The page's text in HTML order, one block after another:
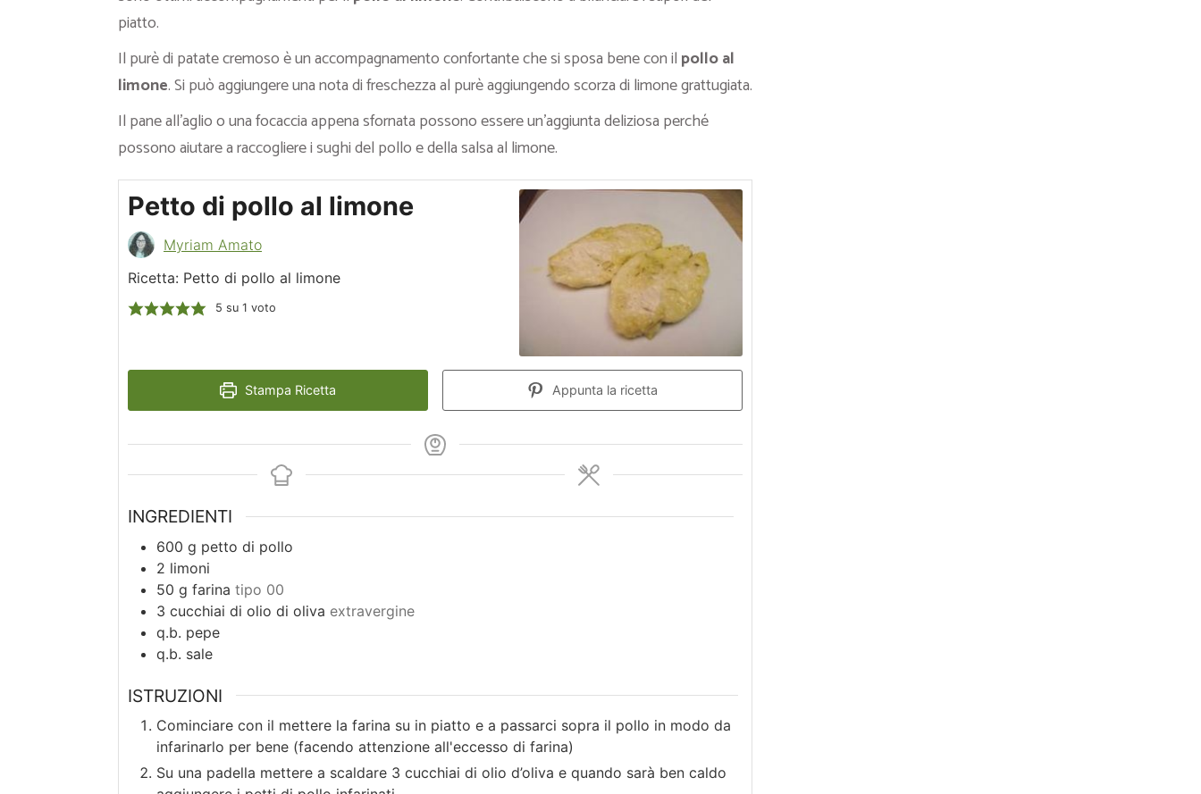
piatto.
Il purè di patate cremoso è un accompagnamento confortante che si sposa bene con il pollo al
limone. Si può aggiungere una nota di freschezza al purè aggiungendo scorza di limone grattugiata.
Il pane all’aglio o una focaccia appena sfornata possono essere un’aggiunta deliziosa perché
possono aiutare a raccogliere i sughi del pollo e della salsa al limone.
Petto di pollo al limone
Myriam Amato
Ricetta: Petto di pollo al limone
5 su 1 voto
Stampa Ricetta Appunta la ricetta
INGREDIENTI
600 g petto di pollo
2 limoni
50 g farina tipo 00
3 cucchiai di olio di oliva extravergine
q.b. pepe
q.b. sale
ISTRUZIONI
Cominciare con il mettere la farina su in piatto e a passarci sopra il pollo in modo da
infarinarlo per bene (facendo attenzione all'eccesso di farina)
Su una padella mettere a scaldare 3 cucchiai di olio d’oliva e quando sarà ben caldo